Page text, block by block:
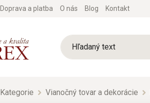
Doprava a platba O nás Blog Kontakt
Kategorie Vianočný tovar a dekorácie